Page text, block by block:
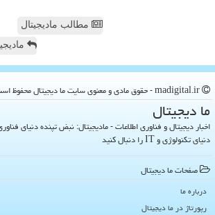
مطالب مادیجیتال
ما دیجیتال
اخبار دیجیتال و فناوری اطلاعات - مادیجیتال: نبض تپنده دنیای
دنیای تکنولوژی و IT را دنبال کنید
صفحات ما دیجیتال
درباره ما
رپورتاژ در ما دیجیتال